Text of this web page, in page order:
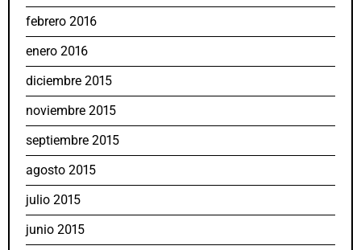
febrero 2016
enero 2016
diciembre 2015
noviembre 2015
septiembre 2015
agosto 2015
julio 2015
junio 2015